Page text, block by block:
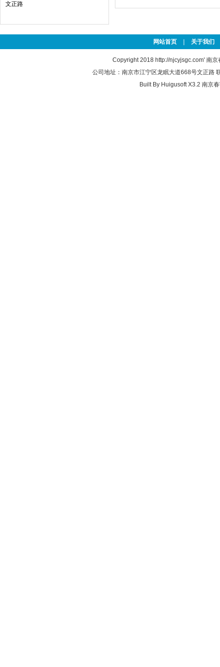
文正路
网站首页 关于我们
Copyright 2018 http://njcyjsgc.com' 南京
公司地址：南京市江宁区龙眠大道668号文正路
Built By Huigusoft X3.2 南京